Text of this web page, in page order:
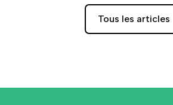
Tous les articles